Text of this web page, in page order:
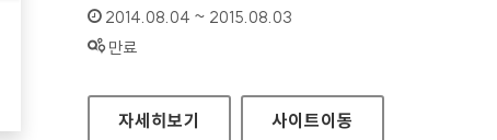
인증기간 :
2014.08.04 ~ 2015.08.03
상태 :
만료
LG SMARTWORLD 홈페이지
자세히보기 사이트이동